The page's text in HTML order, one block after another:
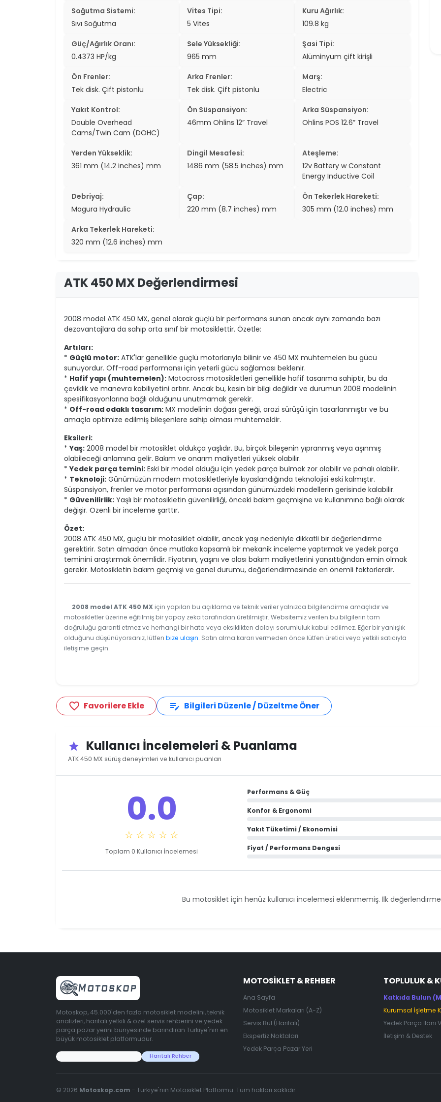
Soğutma Sistemi:
Sıvı Soğutma
Vites Tipi:
5 Vites
Kuru Ağırlık:
109.8 kg
Güç/Ağırlık Oranı:
0.4373 HP/kg
Sele Yüksekliği:
965 mm
Şasi Tipi:
Alüminyum çift kirişli
Ön Frenler:
Tek disk. Çift pistonlu
Arka Frenler:
Tek disk. Çift pistonlu
Marş:
Electric
Yakıt Kontrol:
Double Overhead
Cams/Twin Cam (DOHC)
Ön Süspansiyon:
46mm Ohlins 12” Travel
Arka Süspansiyon:
Ohlins POS 12.6” Travel
Yerden Yükseklik:
361 mm (14.2 inches) mm
Dingil Mesafesi:
1486 mm (58.5 inches) mm
Ateşleme:
12v Battery w Constant
Energy Inductive Coil
Debriyaj:
Magura Hydraulic
Çap:
220 mm (8.7 inches) mm
Ön Tekerlek Hareketi:
305 mm (12.0 inches) mm
Arka Tekerlek Hareketi:
320 mm (12.6 inches) mm
ATK 450 MX Değerlendirmesi
2008 model ATK 450 MX, genel olarak güçlü bir performans sunan ancak aynı zamanda bazı
dezavantajlara da sahip orta sınıf bir motosiklettir. Özetle:
Artıları:
* Güçlü motor: ATK'lar genellikle güçlü motorlarıyla bilinir ve 450 MX muhtemelen bu gücü
sunuyordur. Off-road performansı için yeterli gücü sağlaması beklenir.
* Hafif yapı (muhtemelen): Motocross motosikletleri genellikle hafif tasarıma sahiptir, bu da
çeviklik ve manevra kabiliyetini artırır. Ancak bu, kesin bir bilgi değildir ve durumun 2008 modelinin
spesifikasyonlarına bağlı olduğunu unutmamak gerekir.
* Off-road odaklı tasarım: MX modelinin doğası gereği, arazi sürüşü için tasarlanmıştır ve bu
amaçla optimize edilmiş bileşenlere sahip olması muhtemeldir.
Eksileri:
*Yaş: 2008 model bir motosiklet oldukça yaşlıdır. Bu, birçok bileşenin yıpranmış veya aşınmış
olabileceği anlamına gelir. Bakım ve onarım maliyetleri yüksek olabilir.
*Yedek parça temini: Eski bir model olduğu için yedek parça bulmak zor olabilir ve pahalı olabilir.
* Teknoloji: Günümüzün modern motosikletleriyle kıyaslandığında teknolojisi eski kalmıştır.
Süspansiyon, frenler ve motor performansı açısından günümüzdeki modellerin gerisinde kalabilir.
* Güvenilirlik: Yaşlı bir motosikletin güvenilirliği, önceki bakım geçmişine ve kullanımına bağlı olarak
değişir. Özenli bir inceleme şarttır.
Özet:
2008 ATK 450 MX, güçlü bir motosiklet olabilir, ancak yaşı nedeniyle dikkatli bir değerlendirme
gerektirir. Satın almadan önce mutlaka kapsamlı bir mekanik inceleme yaptırmak ve yedek parça
teminini araştırmak önemlidir. Fiyatının, yaşını ve olası bakım maliyetlerini yansıttığından emin olmak
gerekir. Motosikletin bakım geçmişi ve genel durumu, değerlendirmesinde en önemli faktörlerdir.
2008 model ATK 450 MX için yapılan bu açıklama ve teknik veriler yalnızca bilgilendirme amaçlıdır ve
motosikletler üzerine eğitilmiş bir yapay zeka tarafından üretilmiştir. Websitemiz verilen bu bilgilerin tam
doğruluğu garanti etmez ve herhangi bir hata veya eksiklikten dolayı sorumluluk kabul edilmez. Eğer bir yanlışlık
olduğunu düşünüyorsanız, lütfen bize ulaşın. Satın alma kararı vermeden önce lütfen üretici veya yetkili satıcıyla
iletişime geçin.
favorite_border Favorilere Ekle edit_note Bilgileri Düzenle / Düzeltme Öner
star Kullanıcı İncelemeleri & Puanlama
ATK 450 MX sürüş deneyimleri ve kullanıcı puanları
0.0
☆ ☆ ☆ ☆ ☆
Toplam 0 Kullanıcı İncelemesi
Performans & Güç
Konfor & Ergonomi
Yakıt Tüketimi / Ekonomisi
Fiyat / Performans Dengesi
Bu motosiklet için henüz kullanıcı incelemesi eklenmemiş. İlk
Motoskop, 45.000'den fazla motosiklet modelini, teknik
analizleri, haritalı yetkili & özel servis rehberini ve yedek
parça pazar yerini bünyesinde barındıran Türkiye'nin en
büyük motosiklet platformudur.
Haritalı Rehber
MOTOSIKLET & REHBER
Ana Sayfa
Motosiklet Markaları (A-Z)
Servis Bul (Haritalı)
Ekspertiz Noktaları
Yedek Parça Pazar Yeri
TOPLULUK &
Katkıda Bulun
Kurumsal İşletme
Yedek Parça İlanı
İletişim & Destek
© 2026 Motoskop.com - Türkiye'nin Motosiklet Platformu. Tüm hakları saklıdır.